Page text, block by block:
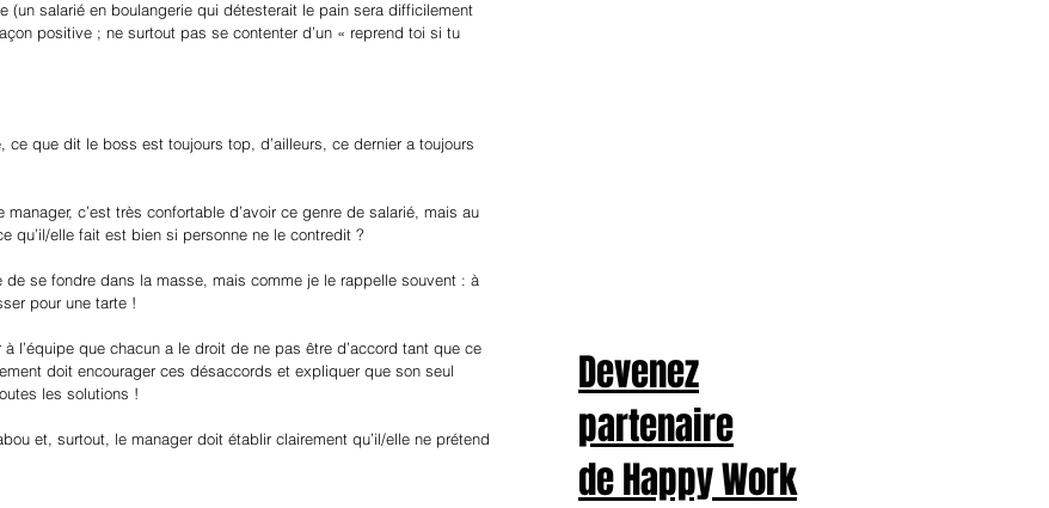
(un salarié en boulangerie qui détesterait le pain sera difficilement
positive ; ne surtout pas se contenter d’un « reprend toi si tu
ce que dit le boss est toujours top, d’ailleurs, ce dernier a toujours
c’est très confortable d’avoir ce genre de salarié, mais au
qu’il/elle fait est bien si personne ne le contredit ?
de se fondre dans la masse, mais comme je le rappelle souvent : à
pour une tarte !
l’équipe que chacun a le droit de ne pas être d’accord tant que ce
doit encourager ces désaccords et expliquer que son seul
les solutions !
et, surtout, le manager doit établir clairement qu’il/elle ne prétend
Devenez
partenaire
de Happy Work